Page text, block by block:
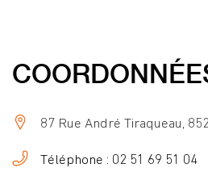
87 Rue André Tiraqueau,
Téléphone : 02 51 69 51 04